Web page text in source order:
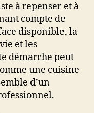
à repenser et à
compte de
disponible, la
et les
démarche peut
une cuisine
d’un